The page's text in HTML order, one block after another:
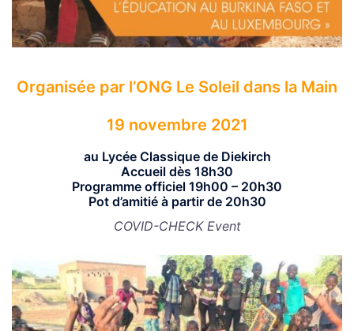
Organisée par l’ONG Le Soleil dans la Main
19 novembre 2021
au Lycée Classique de Diekirch
Accueil dès 18h30
Programme officiel 19h00 – 20h30
Pot d’amitié à partir de 20h30
COVID-CHECK Event